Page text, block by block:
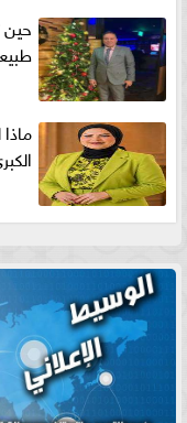
حين